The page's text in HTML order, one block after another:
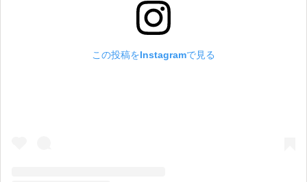
この投稿をInstagramで見る